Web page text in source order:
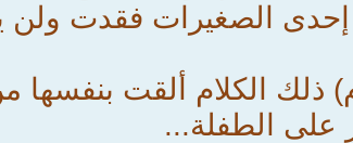
إحدى الصغيرات فقدت ولن
ذلك الكلام ألقت بنفسها
على الطفلة...